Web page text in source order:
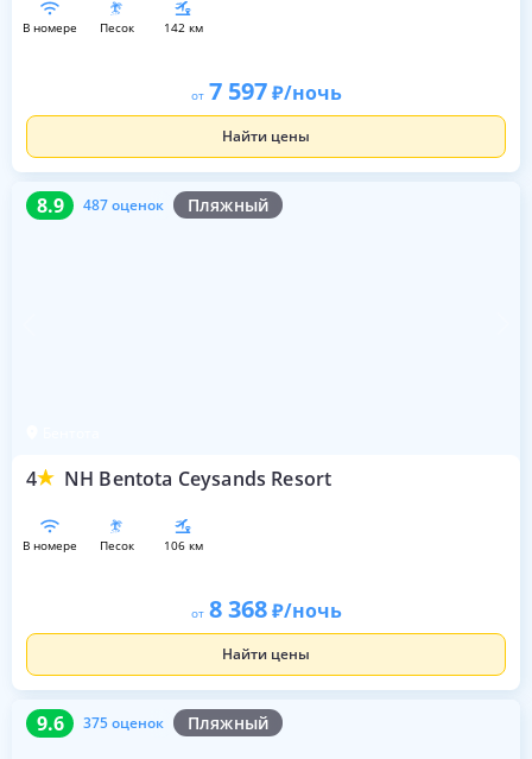
в номере песок 142 км
от 7 597 /ночь
Найти цены
8.9 487 оценок Пляжный
4 NH Bentota Ceysands Resort
8.9 487 оценок
в номере песок 106 км
от 8 368 /ночь
Найти цены
9.6 375 оценок Пляжный
9.6 375 оценок